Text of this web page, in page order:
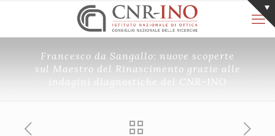
Francesco da Sangallo: nuove scoperte
sul Maestro del Rinascimento grazie alle
indagini diagnostiche del CNR-INO